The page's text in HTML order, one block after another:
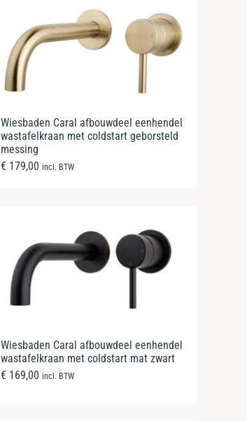
Wiesbaden Caral afbouwdeel eenhendel
wastafelkraan met coldstart geborsteld
messing
€ 179,00 incl. BTW
Wiesbaden Caral afbouwdeel eenhendel
wastafelkraan met coldstart mat zwart
€ 169,00 incl. BTW